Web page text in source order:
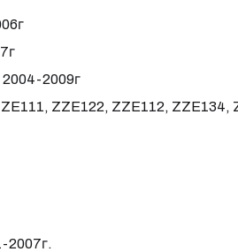
2009г
ZZE122, ZZE112,
2007г.